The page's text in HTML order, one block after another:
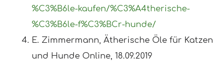
%C3%B6le-kaufen/%C3%A4therische-
%C3%B6le-f%C3%BCr-hunde/
E. Zimmermann, Ätherische Öle für Katzen
und Hunde Online, 18.09.2019